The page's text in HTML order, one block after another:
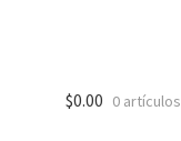
$0.00 0 artículos